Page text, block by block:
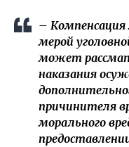
– Компенсация
мерой
может
наказания
причинителя
морального